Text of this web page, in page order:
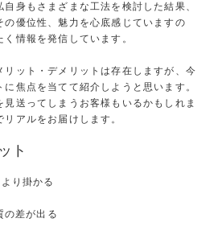
身もさまざまな工法を検討した結果、
の優位性、魅力を心底感じていますの
情報を発信しています。
リット・デメリットは存在しますが、今
焦点を当てて紹介しようと思います。
送ってしまうお客様もいるかもしれま
アルをお届けします。
ト
り掛かる
の差が出る